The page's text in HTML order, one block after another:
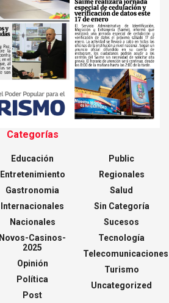
Categorías
Educación
Entretenimiento
Gastronomia
Internacionales
Nacionales
Novos-Casinos-
2025
Opinión
Política
Post
Public
Regionales
Salud
Sin Categoría
Sucesos
Tecnología
Telecomunicaciones
Turismo
Uncategorized